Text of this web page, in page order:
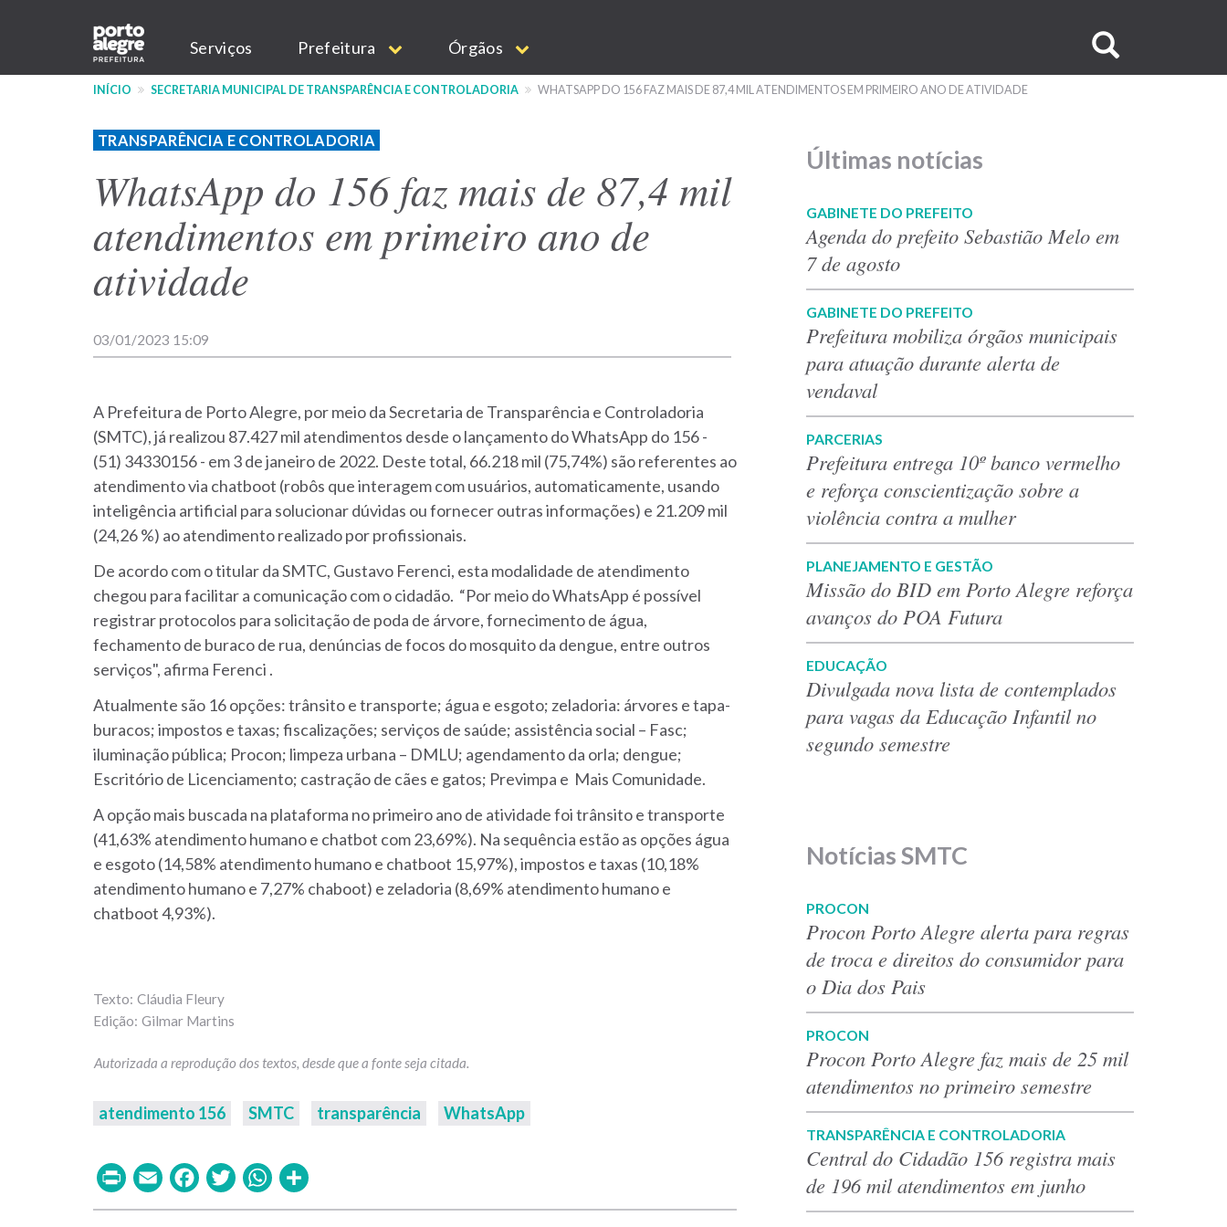
conteúdo
Main
navigation
Serviços Prefeitura Órgãos
no
INÍCIO SECRETARIA MUNICIPAL DE TRANSPARÊNCIA E CONTROLADORIA WHATSAPP DO 156 FAZ MAIS DE 87,4 MIL ATENDIMENTOS EM PRIMEIRO ANO DE ATIVIDADE
TRANSPARÊNCIA E CONTROLADORIA
WhatsApp do 156 faz mais de 87,4 mil
atendimentos em primeiro ano de
atividade
03/01/2023 15:09
A Prefeitura de Porto Alegre, por meio da Secretaria de Transparência e Controladoria
(SMTC), já realizou 87.427 mil atendimentos desde o lançamento do WhatsApp do 156 -
(51) 34330156 - em 3 de janeiro de 2022. Deste total, 66.218 mil (75,74%) são referentes ao
atendimento via chatboot (robôs que interagem com usuários, automaticamente, usando
inteligência artificial para solucionar dúvidas ou fornecer outras informações) e 21.209 mil
(24,26 %) ao atendimento realizado por profissionais.
De acordo com o titular da SMTC, Gustavo Ferenci, esta modalidade de atendimento
chegou para facilitar a comunicação com o cidadão. “Por meio do WhatsApp é possível
registrar protocolos para solicitação de poda de árvore, fornecimento de água,
fechamento de buraco de rua, denúncias de focos do mosquito da dengue, entre outros
serviços", afirma Ferenci .
Atualmente são 16 opções: trânsito e transporte; água e esgoto; zeladoria: árvores e tapa-
buracos; impostos e taxas; fiscalizações; serviços de saúde; assistência social – Fasc;
iluminação pública; Procon; limpeza urbana – DMLU; agendamento da orla; dengue;
Escritório de Licenciamento; castração de cães e gatos; Previmpa e Mais Comunidade.
A opção mais buscada na plataforma no primeiro ano de atividade foi trânsito e transporte
(41,63% atendimento humano e chatbot com 23,69%). Na sequência estão as opções água
e esgoto (14,58% atendimento humano e chatboot 15,97%), impostos e taxas (10,18%
atendimento humano e 7,27% chaboot) e zeladoria (8,69% atendimento humano e
chatboot 4,93%).
Cláudia Fleury
Gilmar Martins
atendimento 156 SMTC transparência WhatsApp
PrintEmailFacebook
TwitterWhatsApp
Últimas notícias
GABINETE DO PREFEITO
Agenda do prefeito Sebastião Melo em
7 de agosto
GABINETE DO PREFEITO
Prefeitura mobiliza órgãos municipais
para atuação durante alerta de
vendaval
PARCERIAS
Prefeitura entrega 10º banco vermelho
e reforça conscientização sobre a
violência contra a mulher
PLANEJAMENTO E GESTÃO
Missão do BID em Porto Alegre reforça
avanços do POA Futura
EDUCAÇÃO
Divulgada nova lista de contemplados
para vagas da Educação Infantil no
segundo semestre
Notícias SMTC
PROCON
Procon Porto Alegre alerta para regras
de troca e direitos do consumidor para
o Dia dos Pais
PROCON
Procon Porto Alegre faz mais de 25 mil
atendimentos no primeiro semestre
TRANSPARÊNCIA E CONTROLADORIA
Central do Cidadão 156 registra mais
de 196 mil atendimentos em junho